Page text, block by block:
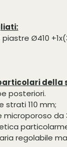
Ø410
della
posteriori.
strati 110 mm;
microporoso da
regolabile